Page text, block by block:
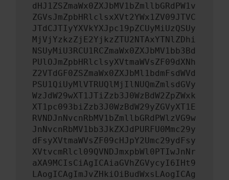
dHJ1ZSZmaWx0ZXJbMV1bZmllbGRdPW1v
ZGVsJmZpbHRlclsxXVt2YWx1ZV09JTVC
JTdCJTIyYXVkYXJpc19pZCUyMiUzQSUy
MjVjYzkzZjE2YjkzZTU2NTAxYTNlZDhi
NSUyMiU3RCU1RCZmaWx0ZXJbMV1bb3Bd
PUlOJmZpbHRlclsyXVtmaWVsZF09dXNh
Z2VTdGF0ZSZmaWx0ZXJbMl1bdmFsdWVd
PSU1QiUyMlVTRUQlMjIlNUQmZmlsdGVy
WzJdW29wXT1JTiZzb3J0WzBdW2ZpZWxk
XT1pc093biZzb3J0WzBdW29yZGVyXT1E
RVNDJnNvcnRbMV1bZmllbGRdPWlzVG9w
JnNvcnRbMV1bb3JkZXJdPURFU0Mmc29y
dFsyXVtmaWVsZF09cHJpY2Umc29ydFsy
XVtvcmRlcl09QVNDJmxpbWl0PTIwJnNr
aXA9MCIsCiAgICAiaGVhZGVycyI6IHt9
LAogICAgImJvZHkiOiBudWxsLAogICAg